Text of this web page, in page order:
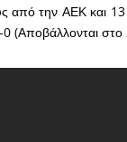
από την ΑΕΚ και
(Αποβάλλονται στο